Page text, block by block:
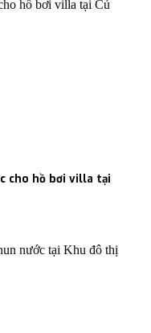
cho hồ bơi villa tại